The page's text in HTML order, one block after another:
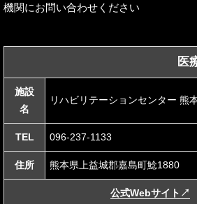
機関にお問い合わせください
医
施設
名
リハビリテーションセンター 熊
TEL 096-237-1133
住所 熊本県上益城郡嘉島町鯰1880
公式Webサイト ↗